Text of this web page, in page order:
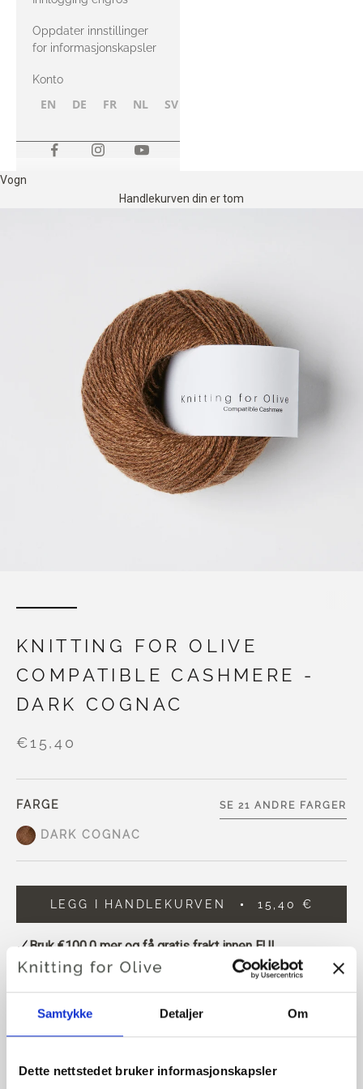
Samtykke Detaljer Om
Dette nettstedet bruker informasjonskapsler
Oppdater innstillinger
for informasjonskapsler
Konto
EN DE FR NL SV
Vogn
Handlekurven din er tom
KNITTING FOR OLIVE
COMPATIBLE CASHMERE -
DARK COGNAC
€15,40
FARGE
DARK COGNAC
SE 21 ANDRE FARGER
LEGG I HANDLEKURVEN 15,40 €
Bruk€100,0mer og få gratis frakt innen EU!
Bestillinger som legges inn før kl. 13.00 norsk tid,
sendes samme dag
Knitting for Olive Compatible Cashmere er et ultra mykt og